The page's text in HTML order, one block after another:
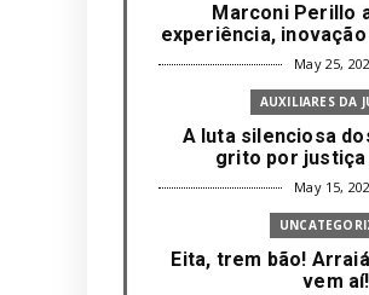
Marconi Perillo
experiência,
May 25,
AUXILIARES DA
A luta silenciosa
grito por justiça
May 15,
Eita, trem bão!
vem aí!